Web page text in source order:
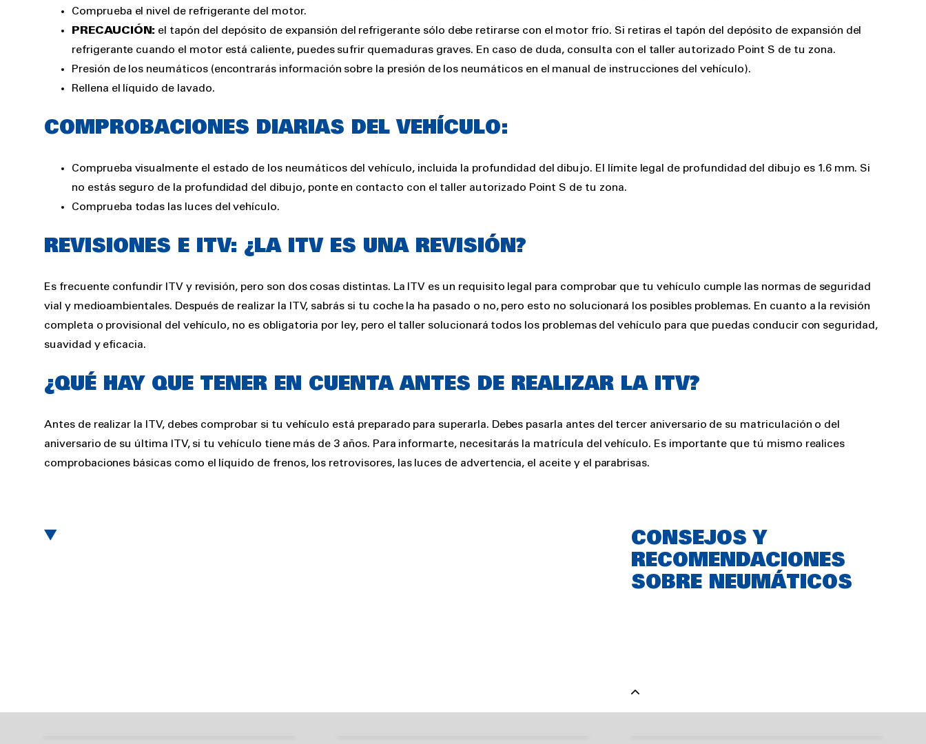
Comprueba el nivel de refrigerante del motor.
PRECAUCIÓN: el tapón del depósito de expansión del refrigerante sólo debe retirarse con el motor frío. Si retiras el tapón del depósito de expansión del
refrigerante cuando el motor está caliente, puedes sufrir quemaduras graves. En caso de duda, consulta con el taller autorizado Point S de tu zona.
Presión de los neumáticos (encontrarás información sobre la presión de los neumáticos en el manual de instrucciones del vehículo).
Rellena el líquido de lavado.
COMPROBACIONES DIARIAS DEL VEHÍCULO:
Comprueba visualmente el estado de los neumáticos del vehículo, incluida la profundidad del dibujo. El límite legal de profundidad del dibujo es 1.6 mm. Si
no estás seguro de la profundidad del dibujo, ponte en contacto con el taller autorizado Point S de tu zona.
Comprueba todas las luces del vehículo.
REVISIONES E ITV: ¿LA ITV ES UNA REVISIÓN?
Es frecuente confundir ITV y revisión, pero son dos cosas distintas. La ITV es un requisito legal para comprobar que tu vehículo cumple las normas de seguridad
vial y medioambientales. Después de realizar la ITV, sabrás si tu coche la ha pasado o no, pero esto no solucionará los posibles problemas. En cuanto a la revisión
completa o provisional del vehículo, no es obligatoria por ley, pero el taller solucionará todos los problemas del vehículo para que puedas conducir con seguridad,
suavidad y eficacia.
¿QUÉ HAY QUE TENER EN CUENTA ANTES DE REALIZAR LA ITV?
Antes de realizar la ITV, debes comprobar si tu vehículo está preparado para superarla. Debes pasarla antes del tercer aniversario de su matriculación o del
aniversario de su última ITV, si tu vehículo tiene más de 3 años. Para informarte, necesitarás la matrícula del vehículo. Es importante que tú mismo realices
comprobaciones básicas como el líquido de frenos, los retrovisores, las luces de advertencia, el aceite y el parabrisas.
CONSEJOS Y
RECOMENDACIONES
SOBRE NEUMÁTICOS